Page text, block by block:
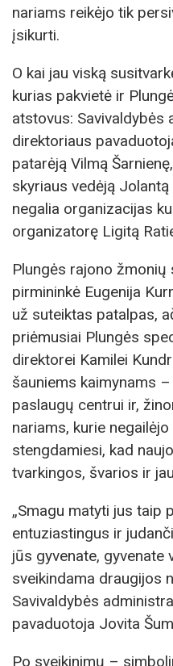
nariams reikėjo tik
įsikurti.
O kai jau viską
kurias pakvietė ir
atstovus: Savivaldybės
direktoriaus
patarėją Vilmą
skyriaus vedėją
negalia organizacijas
organizatorę Ligitą
Plungės rajono žmonių
pirmininkė Eugenija
už suteiktas patalpas,
priėmusiai Plungės
direktorei Kamilei
šauniems kaimynams
paslaugų centrui ir,
nariams, kurie
stengdamiesi, kad
tvarkingos, švarios ir
„Smagu matyti jus taip
entuziastingus ir
jūs gyvenate, gyvenate
sveikindama draugijos
Savivaldybės
pavaduotoja Jovita
Po sveikinimų –